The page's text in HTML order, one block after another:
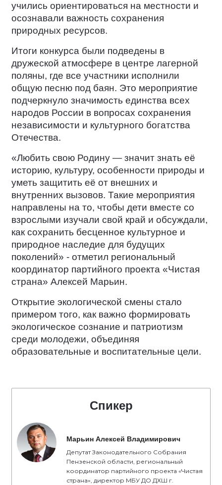
учились ориентироваться на местности и
осознавали важность сохранения
природных ресурсов.
Итоги конкурса были подведены в
дружеской атмосфере в центре лагерной
поляны, где все участники исполнили
общую песню под баян. Это мероприятие
подчеркнуло значимость единства всех
народов России в вопросах сохранения
независимости и культурного богатства
Отечества.
«Любить свою Родину — значит знать её
историю, культуру, особенности природы и
уметь защитить её от внешних и
внутренних вызовов. Такие мероприятия
направлены на то, чтобы дети вместе со
взрослыми изучали свой край и обсуждали,
как сохранить бесценное культурное и
природное наследие для будущих
поколений» - отметил региональный
координатор партийного проекта «Чистая
страна» Алексей Марьин.
Открытие экологической смены стало
примером того, как важно формировать
экологическое сознание и патриотизм
среди молодежи, объединяя
образовательные и воспитательные цели.
Спикер
Марьин Алексей Владимирович
Депутат Законодательного Собрания
Пензенской области, региональный
координатор партийного проекта «Чистая
страна», директор МБУ ДО ДХШ г.